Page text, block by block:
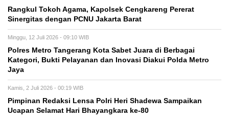
Rangkul Tokoh Agama, Kapolsek Cengkareng Pererat
Sinergitas dengan PCNU Jakarta Barat
Minggu, 12 Juli 2026 - 09:10 WIB
Polres Metro Tangerang Kota Sabet Juara di Berbagai
Kategori, Bukti Pelayanan dan Inovasi Diakui Polda Metro
Jaya
Kamis, 2 Juli 2026 - 00:19 WIB
Pimpinan Redaksi Lensa Polri Heri Shadewa Sampaikan
Ucapan Selamat Hari Bhayangkara ke-80